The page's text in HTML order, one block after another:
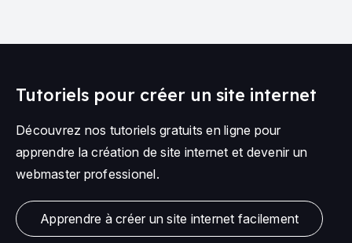
Tutoriels pour créer un site internet
Découvrez nos tutoriels gratuits en ligne pour
apprendre la création de site internet et devenir un
webmaster professionel.
Apprendre à créer un site internet facilement